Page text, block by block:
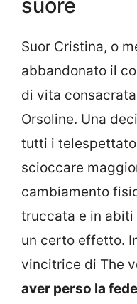
suore
Suor Cristina, o
abbandonato il
di vita consacrata
Orsoline. Una
tutti i
scioccare
cambiamento
truccata e in
un certo effetto.
vincitrice di The
aver perso la fede